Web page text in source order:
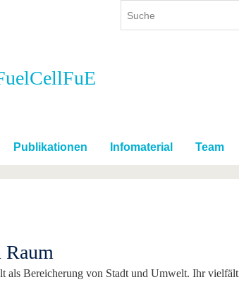
International
Mit der BTU ins Ausland
Weiterbildung
Kontakt
Publikationen Infomaterial Team
Raum
als Bereicherung von Stadt und Umwelt. Ihr